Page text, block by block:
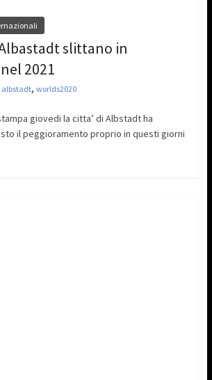
slittano in
2021
albstadt, worlds2020
giovedi la citta’ di Albstadt ha
il peggioramento proprio in questi giorni